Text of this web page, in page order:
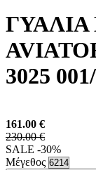
ΓΥΑΛΙΑ
3025
161.00 €
230.00 €
SALE -30%
Μέγεθος